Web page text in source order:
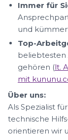
Immer für
und
Top-
beliebtesten
gehören (lt.
mit
Über uns:
Als Spezialist
technische
orientieren wir